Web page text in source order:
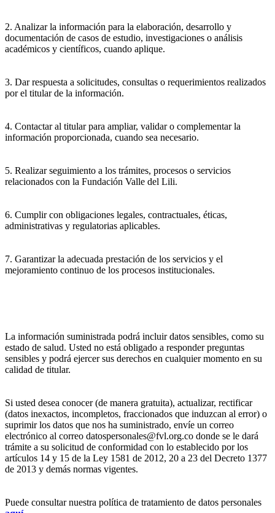
2. Analizar la información para la elaboración, desarrollo y
documentación de casos de estudio, investigaciones o análisis
académicos y científicos, cuando aplique.
3. Dar respuesta a solicitudes, consultas o requerimientos realizados
por el titular de la información.
4. Contactar al titular para ampliar, validar o complementar la
información proporcionada, cuando sea necesario.
5. Realizar seguimiento a los trámites, procesos o servicios
relacionados con la Fundación Valle del Lili.
6. Cumplir con obligaciones legales, contractuales, éticas,
administrativas y regulatorias aplicables.
7. Garantizar la adecuada prestación de los servicios y el
mejoramiento continuo de los procesos institucionales.
La información suministrada podrá incluir datos sensibles, como su
estado de salud. Usted no está obligado a responder preguntas
sensibles y podrá ejercer sus derechos en cualquier momento en su
calidad de titular.
Si usted desea conocer (de manera gratuita), actualizar, rectificar
(datos inexactos, incompletos, fraccionados que induzcan al error) o
suprimir los datos que nos ha suministrado, envíe un correo
electrónico al correo datospersonales@fvl.org.co donde se le dará
trámite a su solicitud de conformidad con lo establecido por los
artículos 14 y 15 de la Ley 1581 de 2012, 20 a 23 del Decreto 1377
de 2013 y demás normas vigentes.
Puede consultar nuestra política de tratamiento de datos personales